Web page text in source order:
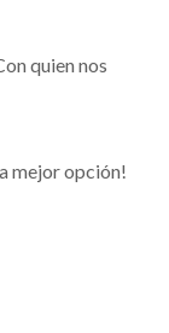
quien nos
mejor opción!